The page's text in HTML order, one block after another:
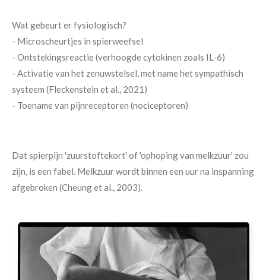
Wat gebeurt er fysiologisch?
- Microscheurtjes in spierweefsel
- Ontstekingsreactie (verhoogde cytokinen zoals IL-6)
- Activatie van het zenuwstelsel, met name het sympathisch
systeem (Fleckenstein et al., 2021)
- Toename van pijnreceptoren (nociceptoren)
Dat spierpijn 'zuurstoftekort' of 'ophoping van melkzuur' zou
zijn, is een fabel. Melkzuur wordt binnen een uur na inspanning
afgebroken (Cheung et al., 2003).